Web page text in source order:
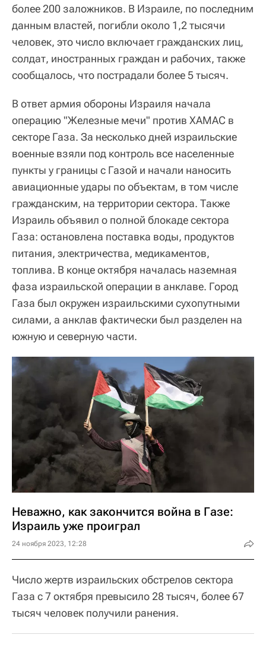
более 200 заложников. В Израиле, по последним
данным властей, погибли около 1,2 тысячи
человек, это число включает гражданских лиц,
солдат, иностранных граждан и рабочих, также
сообщалось, что пострадали более 5 тысяч.
В ответ армия обороны Израиля начала
операцию "Железные мечи" против ХАМАС в
секторе Газа. За несколько дней израильские
военные взяли под контроль все населенные
пункты у границы с Газой и начали наносить
авиационные удары по объектам, в том числе
гражданским, на территории сектора. Также
Израиль объявил о полной блокаде сектора
Газа: остановлена поставка воды, продуктов
питания, электричества, медикаментов,
топлива. В конце октября началась наземная
фаза израильской операции в анклаве. Город
Газа был окружен израильскими сухопутными
силами, а анклав фактически был разделен на
южную и северную части.
Неважно, как закончится война в Газе:
Израиль уже проиграл
24 ноября 2023, 12:28
Число жертв израильских обстрелов сектора
Газа с 7 октября превысило 28 тысяч, более 67
тысяч человек получили ранения.